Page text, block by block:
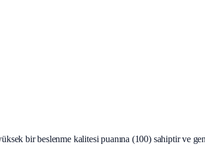
bir beslenme kalitesi puanına (100) sahiptir ve